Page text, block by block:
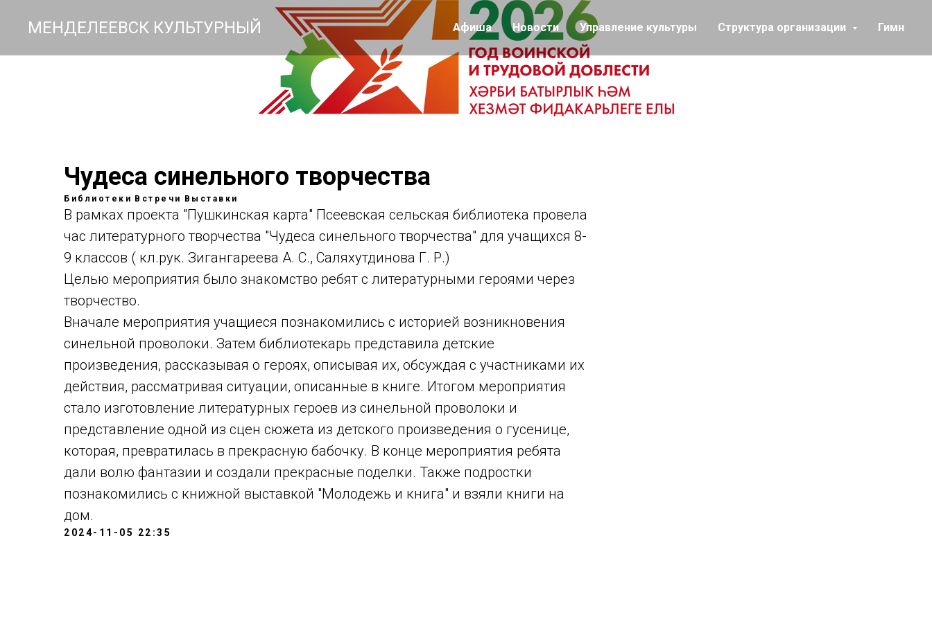
МЕНДЕЛЕЕВСК КУЛЬТУРНЫЙ Афиша Новости Управление культуры Структура организации Гимн
Чудеса синельного творчества
Библиотеки Встречи Выставки
В рамках проекта "Пушкинская карта" Псеевская сельская библиотека провела
час литературного творчества "Чудеса синельного творчества" для учащихся 8-
9 классов ( кл.рук. Зигангареева А. С., Саляхутдинова Г. Р.)
Целью мероприятия было знакомство ребят с литературными героями через
творчество.
Вначале мероприятия учащиеся познакомились с историей возникновения
синельной проволоки. Затем библиотекарь представила детские
произведения, рассказывая о героях, описывая их, обсуждая с участниками их
действия, рассматривая ситуации, описанные в книге. Итогом мероприятия
стало изготовление литературных героев из синельной проволоки и
представление одной из сцен сюжета из детского произведения о гусенице,
которая, превратилась в прекрасную бабочку. В конце мероприятия ребята
дали волю фантазии и создали прекрасные поделки. Также подростки
познакомились с книжной выставкой "Молодежь и книга" и взяли книги на
дом.
2024-11-05 22:35